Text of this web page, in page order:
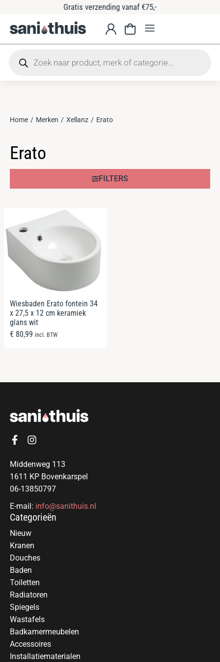
Gratis verzending vanaf €75,-
Je bent hier:
Home Merken Xellanz Erato
Erato
FILTERS
Wiesbaden Erato fontein 34
x 27,5 x 12 cm keramiek
glans wit
€ 80,99 incl. BTW
Middenweg 113
1611 KP Bovenkarspel
06-13850797
E-mail: info@sanithuis.nl
Categorieën
Nieuw
Kranen
Douches
Baden
Toiletten
Radiatoren
Spiegels
Wastafels
Badkamermeubelen
Accessoires
Installatiematerialen